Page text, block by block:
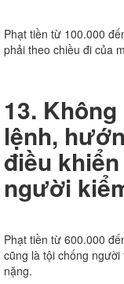
Phạt tiền từ 100.000
phải theo chiều đi của
13.
lệnh,
điều
người
Phạt tiền từ 600.000
cũng là tội chống
nặng.